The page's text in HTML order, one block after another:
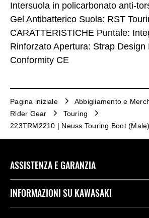
Intersuola in policarbonato anti-
Gel Antibatterico Suola: RST
CARATTERISTICHE Puntale:
Rinforzato Apertura: Strap Design
Conformity CE
Pagina iniziale
Abbigliamento e
Rider Gear
Touring
223TRM2210 | Neuss Touring Boot
ASSISTENZA E GARANZIA
Assistenza Stradale Kawasaki
INFORMAZIONI SU KAWASAKI